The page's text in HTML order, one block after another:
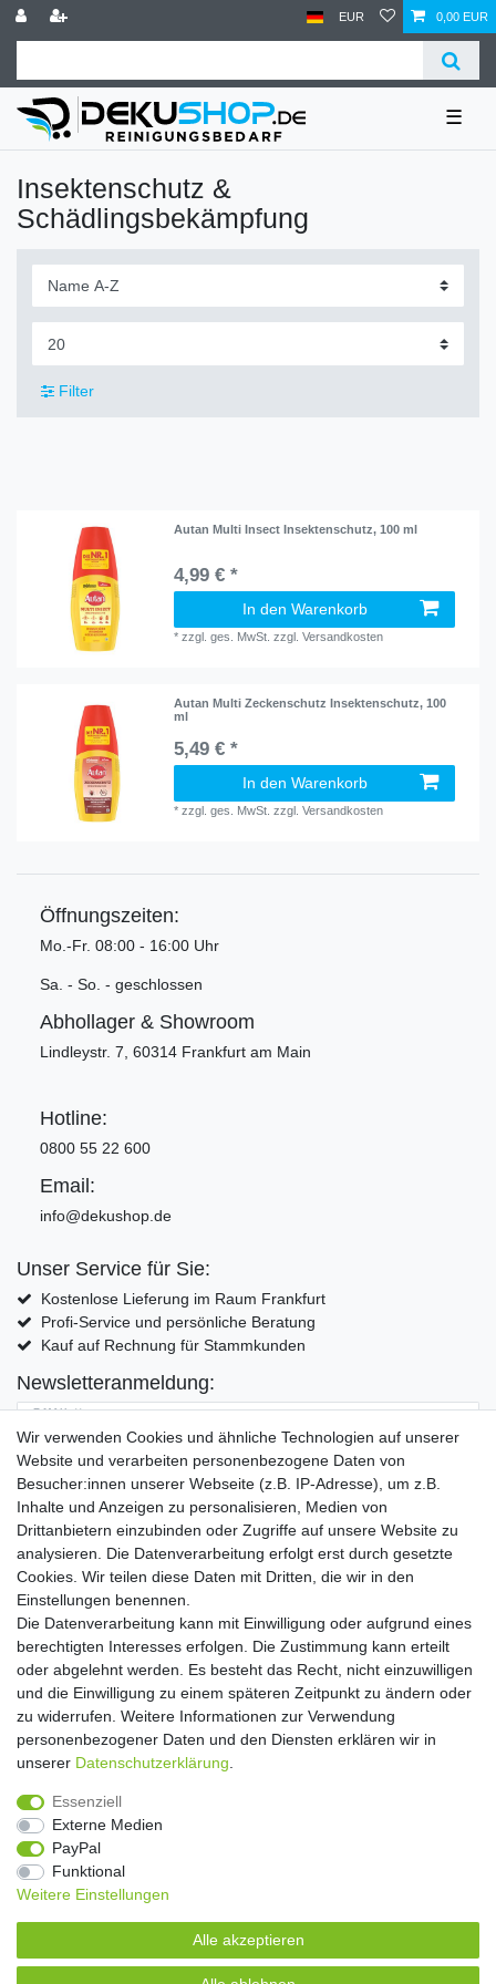
EUR 0,00 EUR
☰
Insektenschutz &
Schädlingsbekämpfung
Filter
Autan Multi Insect Insektenschutz, 100 ml
4,99 € *
In den Warenkorb
*zzgl. ges. MwSt. zzgl.Versandkosten
Autan Multi Zeckenschutz Insektenschutz, 100
ml
5,49 € *
In den Warenkorb
*zzgl. ges. MwSt. zzgl.Versandkosten
Öffnungszeiten:
Mo.-Fr. 08:00 - 16:00 Uhr
Sa. - So. - geschlossen
Abhollager & Showroom
Lindleystr. 7, 60314 Frankfurt am Main
Hotline:
0800 55 22 600
Email:
info@dekushop.de
Unser Service für Sie:
Kostenlose Lieferung im Raum Frankfurt
Profi-Service und persönliche Beratung
Kauf auf Rechnung für Stammkunden
Newsletteranmeldung:
E-MAIL **
Hiermit bestätige ich, dass ich die Daten­schutz­erklärung
Einwilligung kann ich jederzeit widerrufen.**
Abonnieren
** Hierbei handelt es sich um ein Pflichtfeld.
Widerrufs­recht Widerrufs­formular Impressum
Daten­schutz­erklärung AGB Kontakt
Wir verwenden Cookies und ähnliche Technologien auf unserer
Website und verarbeiten personenbezogene Daten von
Besucher:innen unserer Webseite (z.B. IP-Adresse), um z.B.
Inhalte und Anzeigen zu personalisieren, Medien von
Drittanbietern einzubinden oder Zugriffe auf unsere Website zu
analysieren. Die Datenverarbeitung erfolgt erst durch gesetzte
Cookies. Wir teilen diese Daten mit Dritten, die wir in den
Einstellungen benennen.
Die Datenverarbeitung kann mit Einwilligung oder aufgrund eines
berechtigten Interesses erfolgen. Die Zustimmung kann erteilt
oder abgelehnt werden. Es besteht das Recht, nicht einzuwilligen
und die Einwilligung zu einem späteren Zeitpunkt zu ändern oder
zu widerrufen. Weitere Informationen zur Verwendung
personenbezogener Daten und den Diensten erklären wir in
unserer Daten­schutz­erklärung
Essenziell
Externe Medien
PayPal
Funktional
Weitere Einstellungen
Alle akzeptieren
Copyright 2016 | Dekushop.de | Alle Rechte vorbehalten. |
Angebote gelten nur für Industrie, Handel, Handwerk und
Widerrufs­recht
Daten­schutz­erklärung AGB Kontakt